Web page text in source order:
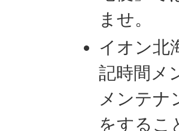
ませ。
イオン北
記時間メ
メンテナ
をするこ